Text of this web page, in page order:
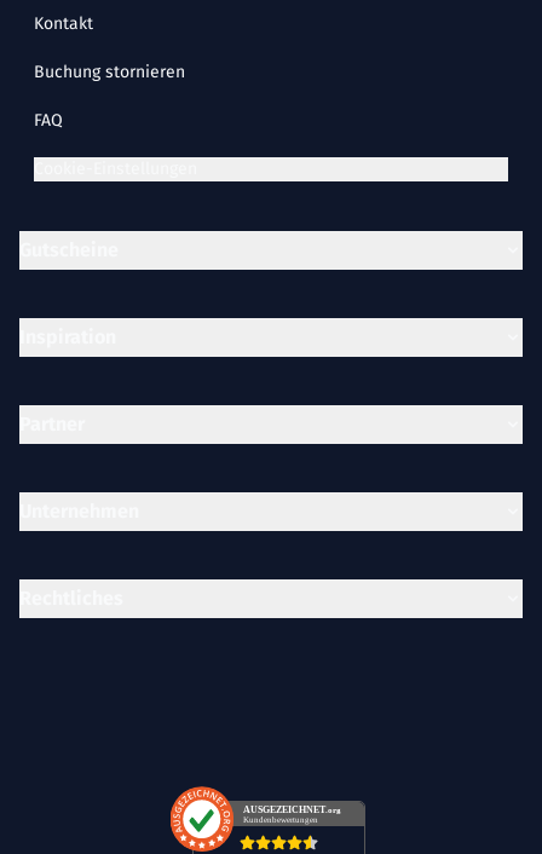
AUSGEZEICHNET.org
Kundenbewertungen
Kontakt
Buchung stornieren
FAQ